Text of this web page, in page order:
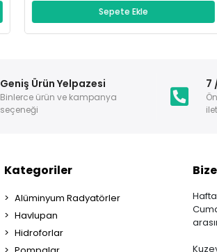
Geniş Ürün Yelpazesi
Binlerce ürün ve kampanya
seçeneği
7
Kategoriler
Alüminyum Radyatörler
Havlupan
Hidroforlar